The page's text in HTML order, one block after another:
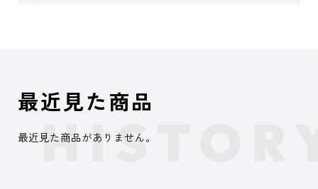
最近見た商品
最近見た商品がありません。